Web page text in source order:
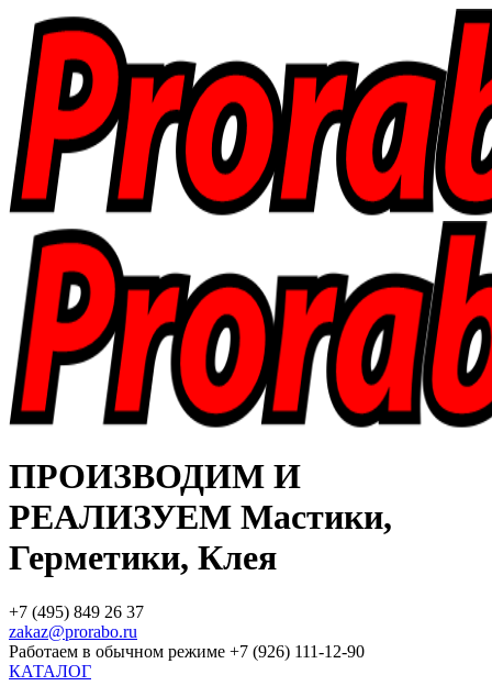
ПРОИЗВОДИМ И
РЕАЛИЗУЕМ Мастики,
Герметики, Клея
+7 (495) 849 26 37
zakaz@prorabo.ru
Работаем в обычном режиме +7 (926) 111-12-90
КАТАЛОГ